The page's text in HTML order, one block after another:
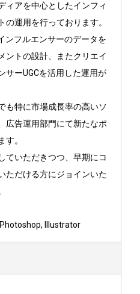
ィアを中心としたインフィ
の運用を行っております。
ンフルエンサーのデータを
ントの設計、またクリエイ
サーUGCを活用した運用が
も特に市場成長率の高いソ
広告運用部門にて新たなポ
す。
ていただきつつ、早期にコ
ただける方にジョインいた
Illustrator